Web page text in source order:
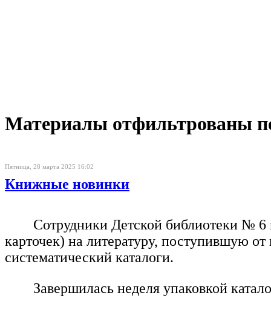
Материалы отфильтрованы
Пятница, 28 марта 2025 16:02
Книжные новинки
Сотрудники Детской библиотеки № 6
карточек) на литературу, поступившую
систематический каталоги.
Завершилась неделя упаковкой